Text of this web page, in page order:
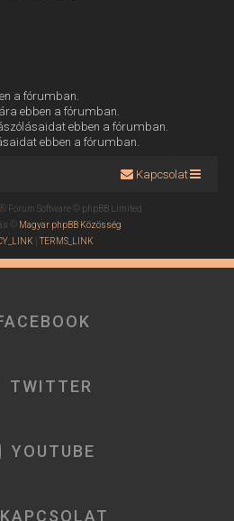
a fórumban.
ebben a fórumban.
ebben a fórumban.
ebben a fórumban.
Kapcsolat
Forum Software © phpBB Limited
© Magyar phpBB Közösség
|TERMS_LINK
TWITTER
YOUTUBE
KAPCSOLAT